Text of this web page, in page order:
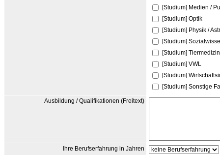
[Studium] Medien /
[Studium] Optik
[Studium] Physik /
[Studium]
[Studium] Tiermedizin
[Studium] VWL
[Studium]
[Studium] Sonstige
Ausbildung / Qualifikationen (Freitext)
Ihre Berufserfahrung in Jahren